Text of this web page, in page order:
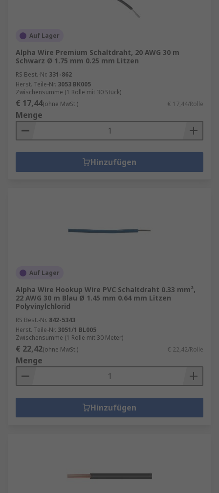
Auf Lager
Alpha Wire Premium Schaltdraht, 20 AWG 30 m
Schwarz Ø 1.75 mm 0.25 mm Litzen
RS Best.-Nr. 331-862
Herst. Teile-Nr. 3053 BK005
Zwischensumme (1 Rolle mit 30 Stück)
€ 17,44(ohne MwSt.) € 17,44/Rolle
Menge
Hinzufügen
Auf Lager
Alpha Wire Hookup Wire PVC Schaltdraht 0.33 mm²,
22 AWG 30 m Blau Ø 1.45 mm 0.64 mm Litzen
Polyvinylchlorid
RS Best.-Nr. 842-5343
Herst. Teile-Nr. 3051/1 BL005
Zwischensumme (1 Rolle mit 30 Meter)
€ 22,42(ohne MwSt.) € 22,42/Rolle
Menge
Hinzufügen